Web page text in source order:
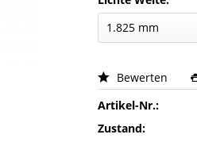
Bewerten
Artikel-Nr.:
Zustand: